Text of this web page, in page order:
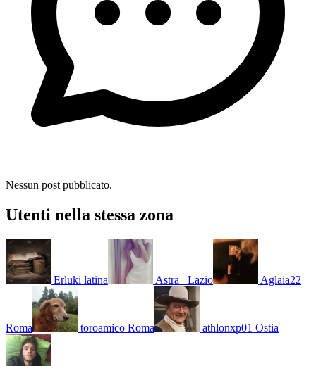
Nessun post pubblicato.
Utenti nella stessa zona
Erluki latina Astra_ Lazio Aglaia22
Roma toroamico Roma athlonxp01 Ostia